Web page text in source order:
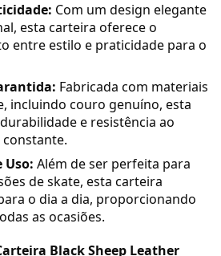
Com um design elegante
esta carteira oferece o
entre estilo e praticidade para o
Fabricada com materiais
incluindo couro genuíno, esta
e resistência ao
Uso: Além de ser perfeita para
de skate, esta carteira
o dia a dia, proporcionando
as ocasiões.
Black Sheep Leather